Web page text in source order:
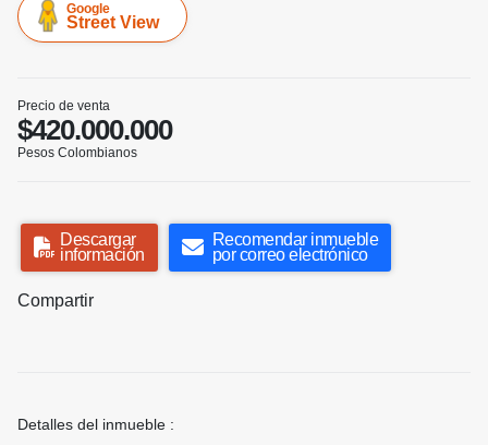
Google
Street View
Precio de venta
$420.000.000
Pesos Colombianos
Descargar
información
Recomendar inmueble
por correo electrónico
Compartir
Detalles del inmueble :